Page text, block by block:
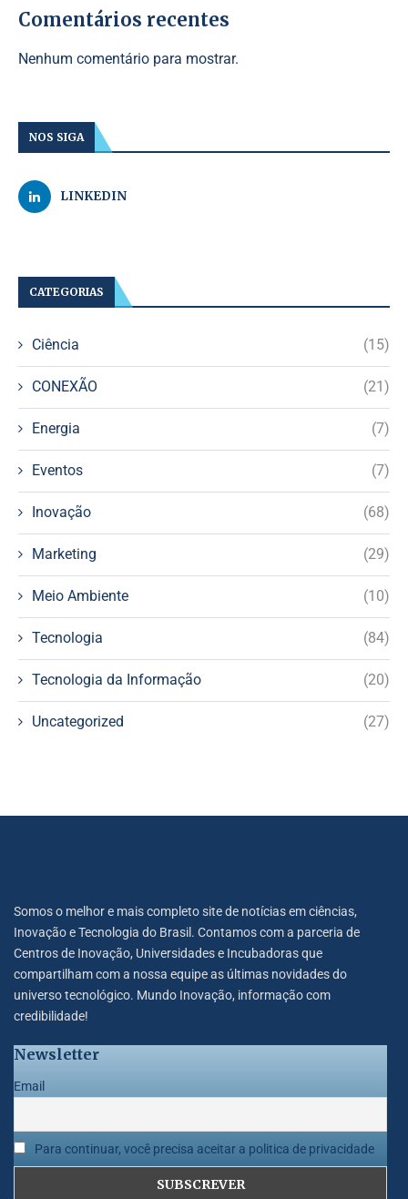
Comentários recentes
Nenhum comentário para mostrar.
NOS SIGA
LINKEDIN
CATEGORIAS
Ciência (15)
CONEXÃO (21)
Energia (7)
Eventos (7)
Inovação (68)
Marketing (29)
Meio Ambiente (10)
Tecnologia (84)
Tecnologia da Informação (20)
Uncategorized (27)
Somos o melhor e mais completo site de notícias em ciências,
Inovação e Tecnologia do Brasil. Contamos com a parceria de
Centros de Inovação, Universidades e Incubadoras que
compartilham com a nossa equipe as últimas novidades do
universo tecnológico. Mundo Inovação, informação com
credibilidade!
Newsletter
Email
Para continuar, você precisa aceitar a politica de privacidade